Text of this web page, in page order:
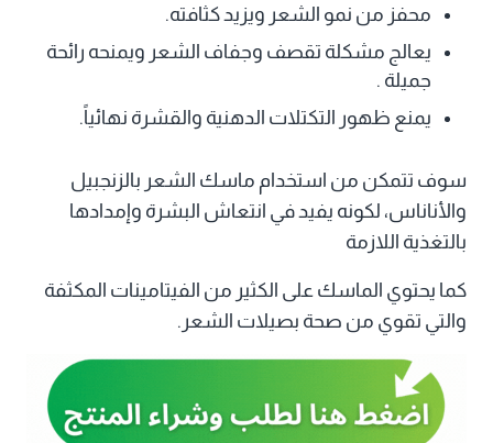
محفز من نمو الشعر ويزيد كثافته.
يعالج مشكلة تقصف وجفاف الشعر ويمنحه رائحة
جميلة .
يمنع ظهور التكتلات الدهنية والقشرة نهائياً.
سوف تتمكن من استخدام ماسك الشعر بالزنجبيل
والأناناس، لكونه يفيد في انتعاش البشرة وإمدادها
بالتغذية اللازمة
كما يحتوي الماسك على الكثير من الفيتامينات المكثفة
والتي تقوي من صحة بصيلات الشعر.